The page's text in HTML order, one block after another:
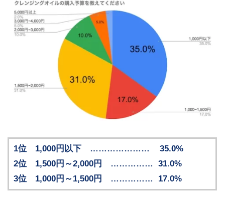
1位 1,000円以下 ………………… 35.0%
2位 1,500円～2,000円 …………… 31.0%
3位 1,000円～1,500円 …………… 17.0%